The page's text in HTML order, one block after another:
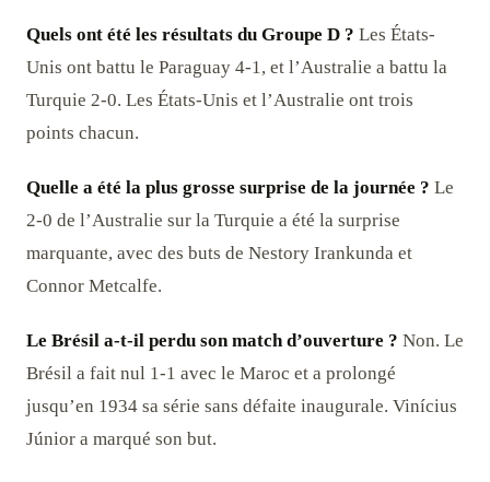
Quels ont été les résultats du Groupe D ? Les États-
Unis ont battu le Paraguay 4-1, et l’Australie a battu la
Turquie 2-0. Les États-Unis et l’Australie ont trois
points chacun.
Quelle a été la plus grosse surprise de la journée ? Le
2-0 de l’Australie sur la Turquie a été la surprise
marquante, avec des buts de Nestory Irankunda et
Connor Metcalfe.
Le Brésil a-t-il perdu son match d’ouverture ? Non. Le
Brésil a fait nul 1-1 avec le Maroc et a prolongé
jusqu’en 1934 sa série sans défaite inaugurale. Vinícius
Júnior a marqué son but.